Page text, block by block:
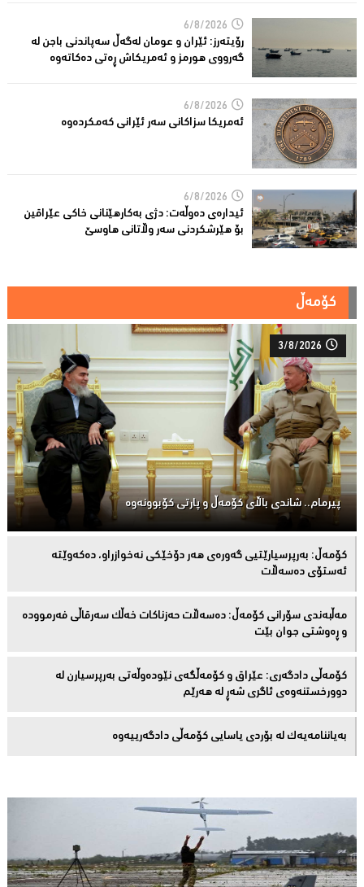
6/8/2026
رۆیتەرز: ئێران و عومان لەگەڵ سەپاندنی باجن لە
گەرووی هورمز و ئەمریکاش ڕەتی دەکاتەوە
6/8/2026
ئه‌مریكا سزاكانی سه‌ر ئێرانی كه‌مكرده‌وه‌
6/8/2026
ئیدارەى دەوڵەت: دژى بەکارهێنانى خاکی عێراقین
بۆ هێرشکردنى سەر وڵاتانی هاوسێ
کۆمەڵ
3/8/2026
پیرمام.. شاندی باڵای كۆمه‌ڵ و پارتی كۆبوونه‌وه‌
كۆمەڵ: بەرپرسیارێتیی گەورەی هەر دۆخێکی نەخوازراو، دەكەوێتە
ئەستۆی دەسەڵات
مەڵبەندى سۆرانى کۆمەڵ: دەسەڵات حەزناکات خەڵک سەرقاڵى فەرموودە
و ڕەوشتى جوان بێت
کۆمەڵى دادگەرى: عێراق و كۆمەڵگەی نێودەوڵەتی بەرپرسیارن لە
دوورخستنەوەى ئاگری شەڕ لە هەرێم
بەیاننامەیەک لە بۆردی یاسایی کۆمەڵی دادگەرییەوە